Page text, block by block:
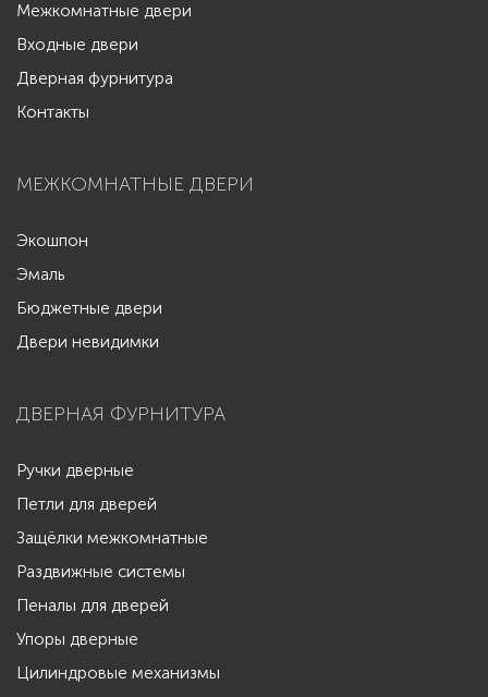
Межкомнатные двери
Входные двери
Дверная фурнитура
Контакты
МЕЖКОМНАТНЫЕ ДВЕРИ
Экошпон
Эмаль
Бюджетные двери
Двери невидимки
ДВЕРНАЯ ФУРНИТУРА
Ручки дверные
Петли для дверей
Защёлки межкомнатные
Раздвижные системы
Пеналы для дверей
Упоры дверные
Цилиндровые механизмы